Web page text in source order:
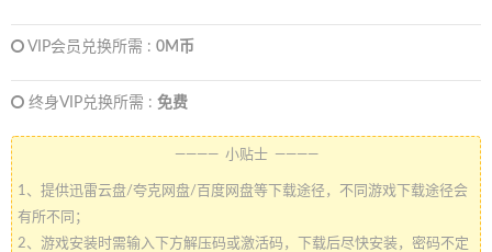
VIP会员兑换所需 : 0M币
终身VIP兑换所需 : 免费
———— 小贴士 ————
1、提供迅雷云盘/夸克网盘/百度网盘等下载途径，不同游戏下载途径会
有所不同；
2、游戏安装时需输入下方解压码或激活码，下载后尽快安装，密码不定